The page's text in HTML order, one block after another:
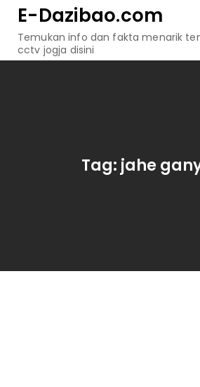
content
E-Dazibao.com
Temukan info dan fakta menarik
cctv jogja disini
Tag: jahe